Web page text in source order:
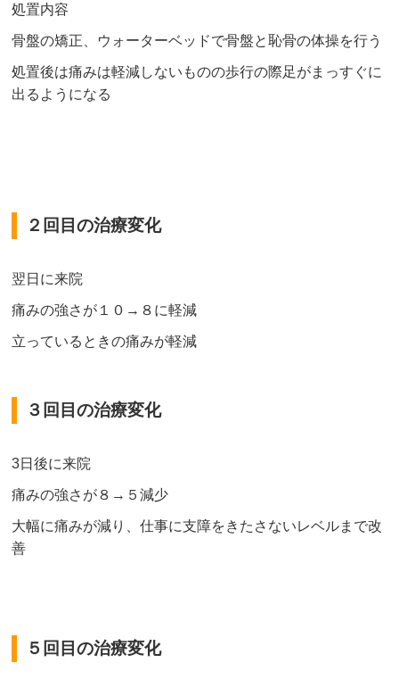
処置内容
骨盤の矯正、ウォーターベッドで骨盤と恥骨の体操を行う
処置後は痛みは軽減しないものの歩行の際足がまっすぐに
出るようになる
２回目の治療変化
翌日に来院
痛みの強さが１０→８に軽減
立っているときの痛みが軽減
３回目の治療変化
3日後に来院
痛みの強さが８→５減少
大幅に痛みが減り、仕事に支障をきたさないレベルまで改
善
５回目の治療変化